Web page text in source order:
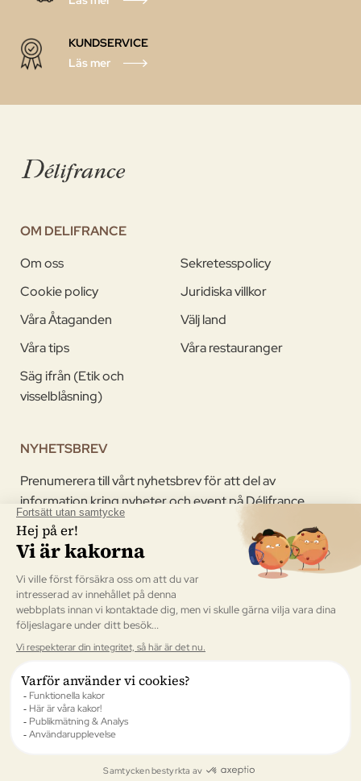
KUNDSERVICE
Läs mer
OM DELIFRANCE
Om oss
Sekretesspolicy
Cookie policy
Juridiska villkor
Våra Åtaganden
Välj land
Våra tips
Våra restauranger
Säg ifrån (Etik och
visselblåsning)
NYHETSBREV
Prenumerera till vårt nyhetsbrev för att del av
information kring nyheter och event på Délifrance.
Jag godkänner att Délifrance skickar sitt Nyhetsbrev.
Validera